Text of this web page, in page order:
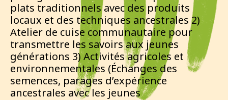
plats traditionnels avec des produits
locaux et des techniques ancestrales 2)
Atelier de cuise communautaire pour
transmettre les savoirs aux jeunes
générations 3) Activités agricoles et
environnementales (Échanges des
semences, parages d’expérience
ancestrales avec les jeunes